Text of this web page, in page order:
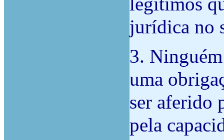
jurídica no
3.
uma
ser aferido
pela